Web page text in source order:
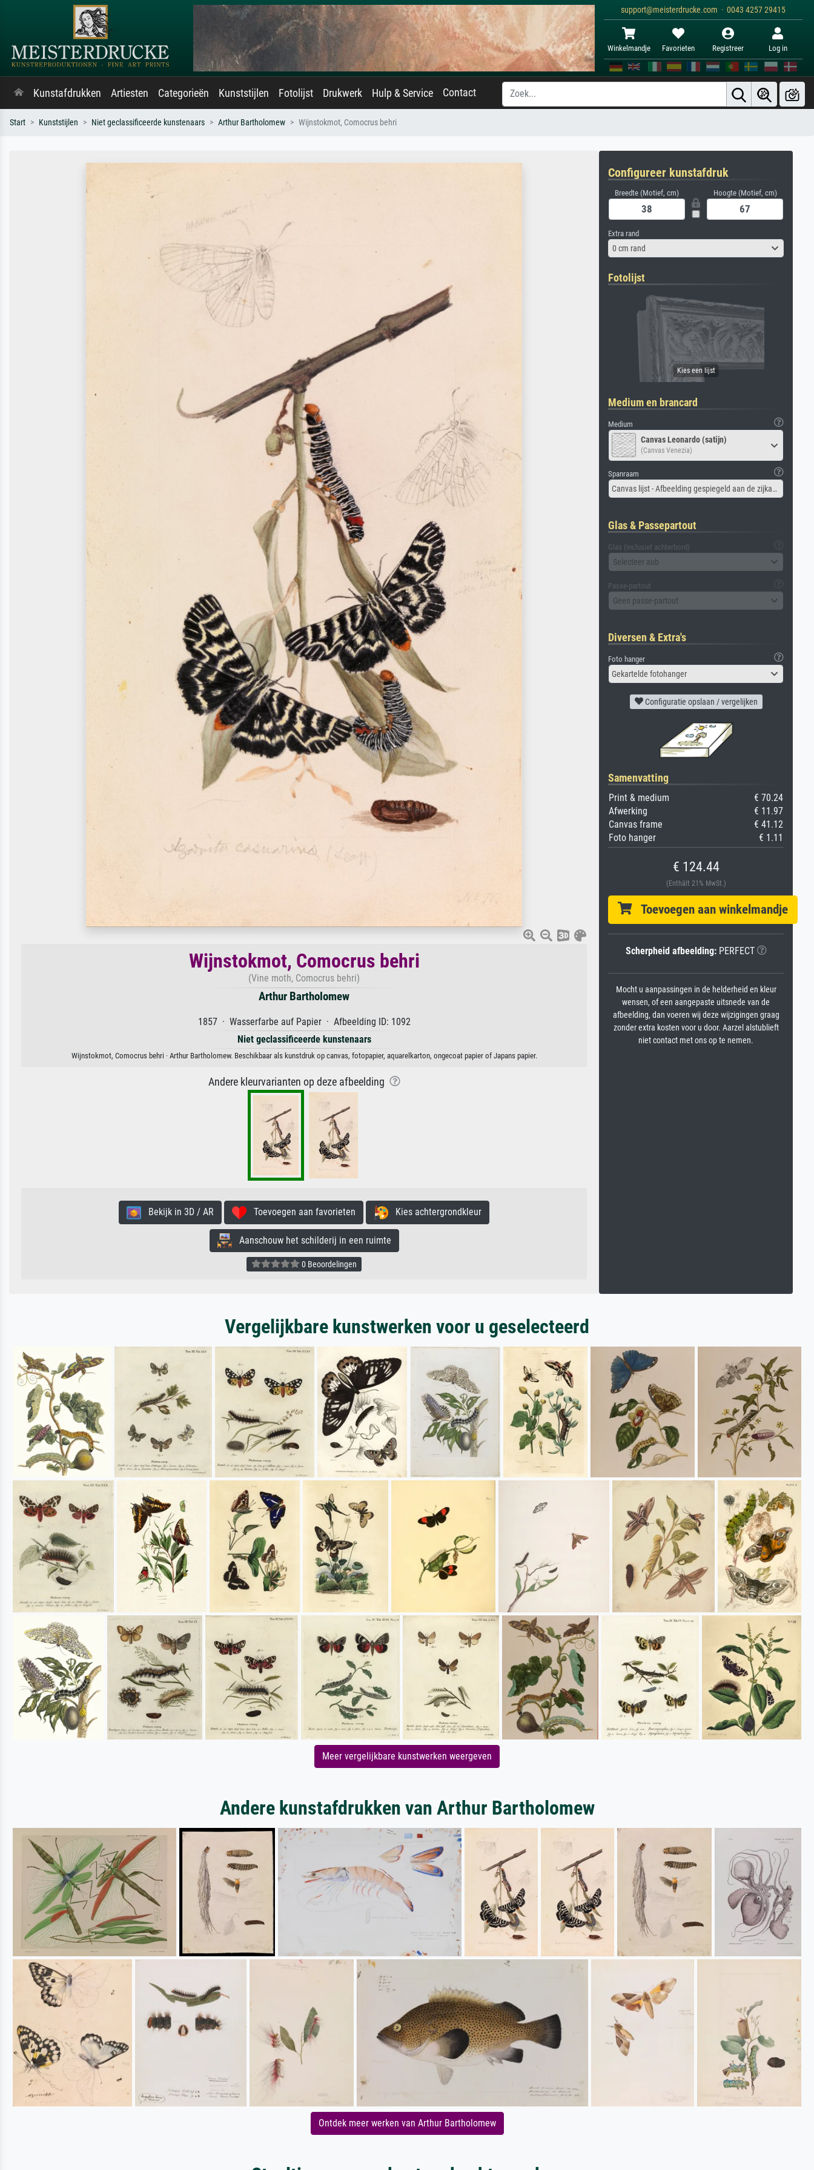
support@meisterdrucke.com · 0043 4257 29415
Winkelmandje Favorieten Registreer Log in
Kunstafdrukken Artiesten Categorieën Kunststijlen Fotolijst Drukwerk Hulp & Service Contact
Start Kunststijlen Niet geclassificeerde kunstenaars Arthur Bartholomew Wijnstokmot, Comocrus behri
Wijnstokmot, Comocrus behri
(Vine moth, Comocrus behri)
Arthur Bartholomew
1857 · Wasserfarbe auf Papier · Afbeelding ID: 1092
Niet geclassificeerde kunstenaars
Wijnstokmot, Comocrus behri · Arthur Bartholomew. Beschikbaar als kunstdruk op canvas, fotopapier, aquarelkarton, ongecoat papier of Japans papier.
Andere kleurvarianten op deze afbeelding
Bekijk in 3D / AR Toevoegen aan favorieten Kies achtergrondkleur
Aanschouw het schilderij in een ruimte
0 Beoordelingen
Configureer kunstafdruk
Breedte (Motief, cm) Hoogte (Motief, cm)
Extra rand
0 cm rand
Fotolijst
Medium en brancard
Medium
Canvas Leonardo (satijn)
(Canvas Venezia)
Spanraam
Canvas lijst - Afbeelding gespiegeld aan de zijkant
Glas & Passepartout
Glas (inclusief achterbord)
Selecteer aub
Passe-partout
Geen passe-partout
Diversen & Extra's
Foto hanger
Gekartelde fotohanger
Configuratie opslaan / vergelijken
Samenvatting
Print & medium
€ 70.24
Afwerking
€ 11.97
Canvas frame
€ 41.12
Foto hanger
€ 1.11
€ 124.44
(Enthält 21% MwSt.)
Toevoegen aan winkelmandje
Scherpheid afbeelding:PERFECT
Mocht u aanpassingen in de helderheid en kleur
wensen, of een aangepaste uitsnede van de
afbeelding, dan voeren wij deze wijzigingen graag
zonder extra kosten voor u door. Aarzel alstublieft
niet contact met ons op te nemen.
Vergelijkbare kunstwerken voor u geselecteerd
Meer vergelijkbare kunstwerken weergeven
Andere kunstafdrukken van Arthur Bartholomew
Ontdek meer werken van Arthur Bartholomew